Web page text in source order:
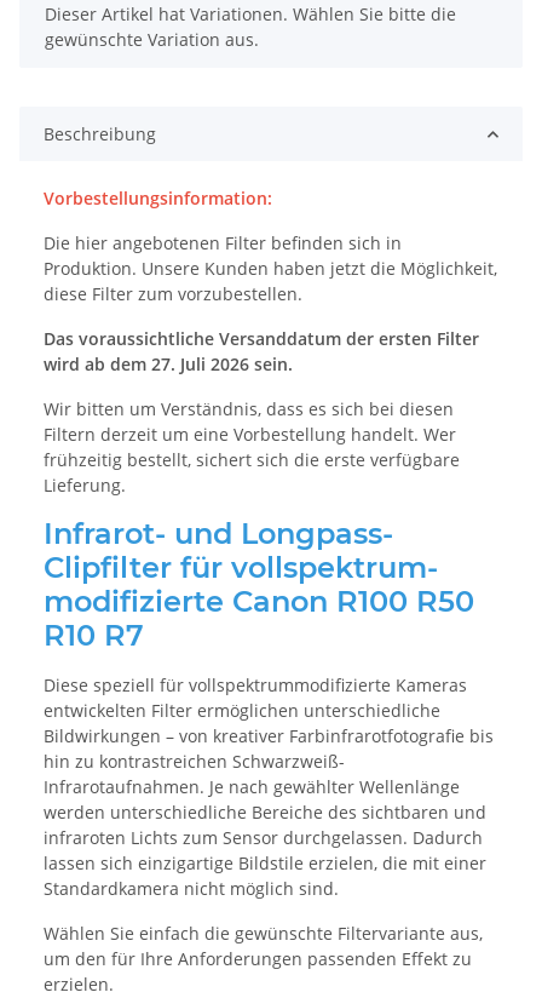
x
Dieser Artikel hat Variationen. Wählen Sie bitte die
gewünschte Variation aus.
Beschreibung
Vorbestellungsinformation:
Die hier angebotenen Filter befinden sich in
Produktion. Unsere Kunden haben jetzt die Möglichkeit,
diese Filter zum vorzubestellen.
Das voraussichtliche Versanddatum der ersten Filter
wird ab dem 27. Juli 2026 sein.
Wir bitten um Verständnis, dass es sich bei diesen
Filtern derzeit um eine Vorbestellung handelt. Wer
frühzeitig bestellt, sichert sich die erste verfügbare
Lieferung.
Infrarot- und Longpass-
Clipfilter für vollspektrum-
modifizierte Canon R100 R50
R10 R7
Diese speziell für vollspektrummodifizierte Kameras
entwickelten Filter ermöglichen unterschiedliche
Bildwirkungen – von kreativer Farbinfrarotfotografie bis
hin zu kontrastreichen Schwarzweiß-
Infrarotaufnahmen. Je nach gewählter Wellenlänge
werden unterschiedliche Bereiche des sichtbaren und
infraroten Lichts zum Sensor durchgelassen. Dadurch
lassen sich einzigartige Bildstile erzielen, die mit einer
Standardkamera nicht möglich sind.
Wählen Sie einfach die gewünschte Filtervariante aus,
um den für Ihre Anforderungen passenden Effekt zu
erzielen.